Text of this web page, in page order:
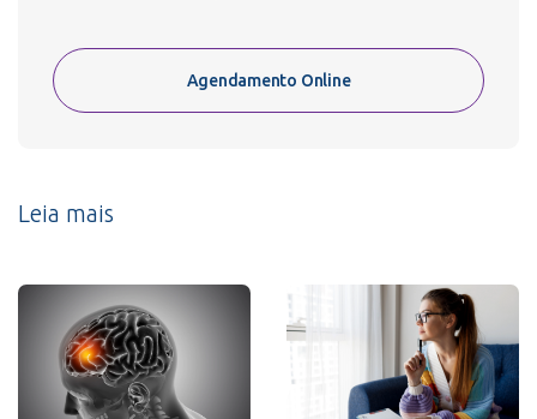
Agendamento Online
Leia mais